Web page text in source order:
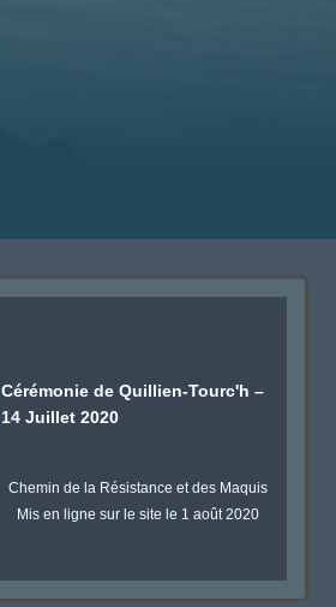
Cérémonie de Quillien-Tourc'h –
14 Juillet 2020
Chemin de la Résistance et des Maquis
Mis en ligne sur le site le 1 août 2020